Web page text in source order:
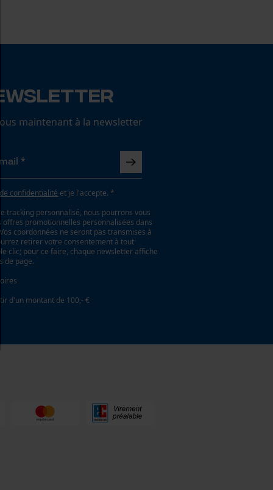
maintenant à la newsletter
de confidentialité et je l'accepte. *
le tracking personnalisé, nous pourrons vous
offres promotionnelles personnalisées dans
coordonnées ne seront pas transmises à
retirer votre consentement à tout
clic; pour ce faire, chaque newsletter affiche
de page.
d'un montant de 100,- €